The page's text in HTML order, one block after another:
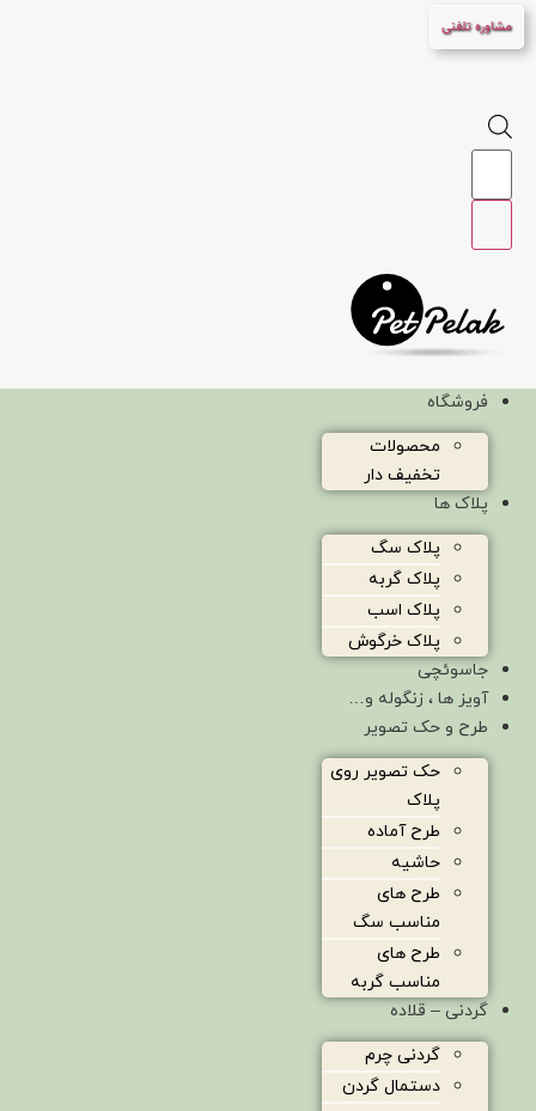
پرش
به
مشاوره تلفنی
Products
فروشگاه
محصولات
تخفیف دار
پلاک ها
پلاک سگ
پلاک گربه
پلاک اسب
پلاک خرگوش
جاسوئچی
آویز ها ، زنگوله و…
طرح و حک تصویر
حک تصویر روی
پلاک
طرح آماده
حاشیه
طرح های
مناسب سگ
طرح های
مناسب گربه
گردنی – قلاده
گردنی چرم
دستمال گردن